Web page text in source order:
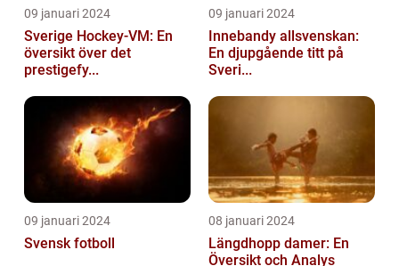
09 januari 2024
Sverige Hockey-VM: En
översikt över det
prestigefy...
09 januari 2024
Innebandy allsvenskan:
En djupgående titt på
Sveri...
09 januari 2024
Svensk fotboll
08 januari 2024
Längdhopp damer: En
Översikt och Analys